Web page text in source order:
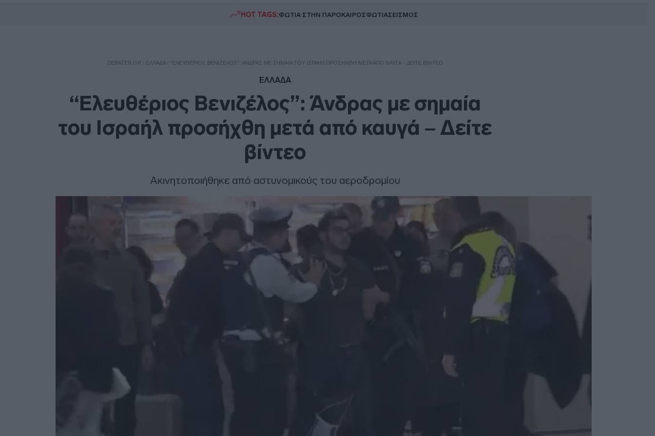
HOT TAGS:ΦΩΤΙΑ ΣΤΗΝ ΠΑΡΟΚΑΙΡΟΣΦΩΤΙΑΣΕΙΣΜΟΣ
DEBATER.GR / ΕΛΛΑΔΑ/ “ΕΛΕΥΘΈΡΙΟΣ ΒΕΝΙΖΈΛΟΣ”: ΆΝΔΡΑΣ ΜΕ ΣΗΜΑΊΑ ΤΟΥ ΙΣΡΑΉΛ ΠΡΟΣΉΧΘΗ ΜΕΤΆ ΑΠΌ ΚΑΥΓΆ – ΔΕΊΤΕ ΒΊΝΤΕΟ
ΕΛΛΑΔΑ
“Ελευθέριος Βενιζέλος”: Άνδρας με σημαία
του Ισραήλ προσήχθη μετά από καυγά – Δείτε
βίντεο
Ακινητοποιήθηκε από αστυνομικούς του αεροδρομίου